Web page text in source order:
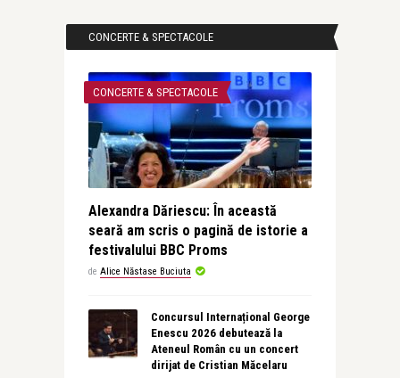
CONCERTE & SPECTACOLE
CONCERTE & SPECTACOLE
Alexandra Dăriescu: În această
seară am scris o pagină de istorie a
festivalului BBC Proms
de Alice Năstase Buciuta
Concursul Internațional George
Enescu 2026 debutează la
Ateneul Român cu un concert
dirijat de Cristian Măcelaru